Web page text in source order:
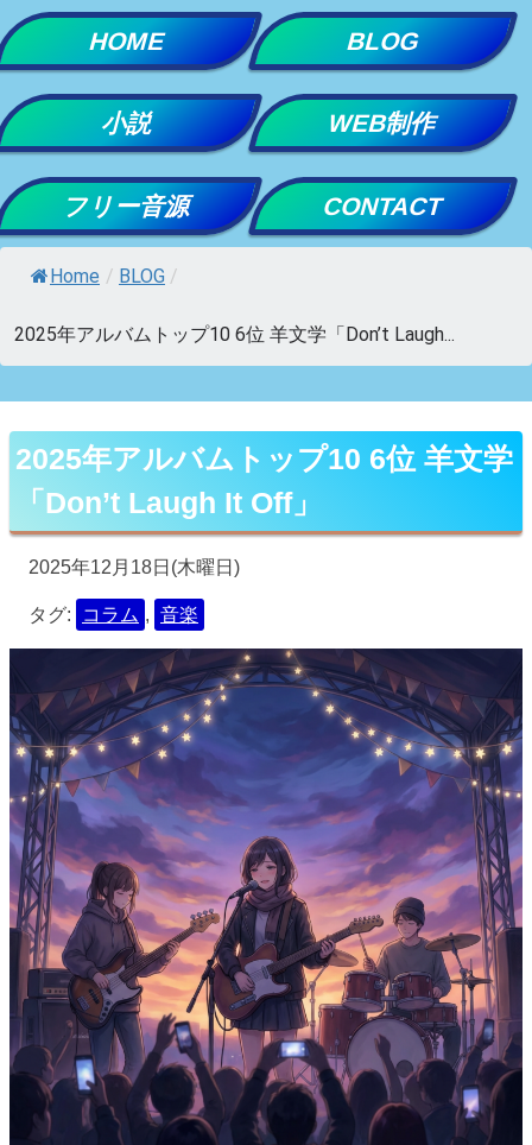
Skip
to
content
HOME BLOG
小説 WEB制作
フリー音源 CONTACT
Home / BLOG /
2025年アルバムトップ10 6位 羊文学「Don’t Laugh...
2025年アルバムトップ10 6位 羊文学
「Don’t Laugh It Off」
2025年12月18日(木曜日)
タグ: コラム , 音楽